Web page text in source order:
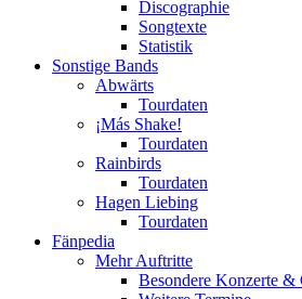
Discographie
Songtexte
Statistik
Sonstige Bands
Abwärts
Tourdaten
¡Más Shake!
Tourdaten
Rainbirds
Tourdaten
Hagen Liebing
Tourdaten
Fänpedia
Mehr Auftritte
Besondere Konzerte &